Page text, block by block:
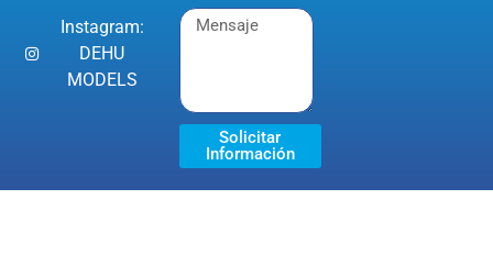
Instagram:
DEHU
MODELS
Solicitar
Información